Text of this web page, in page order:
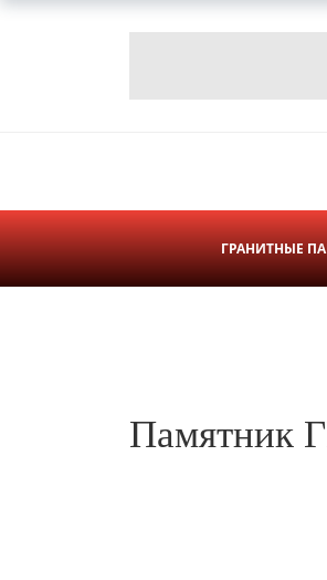
ГРАНИТНЫЕ
Памятник